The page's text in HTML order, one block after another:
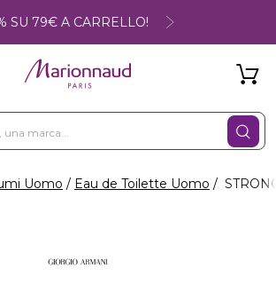
SU 79€ A CARRELLO!
Uomo Eau de Toilette Uomo